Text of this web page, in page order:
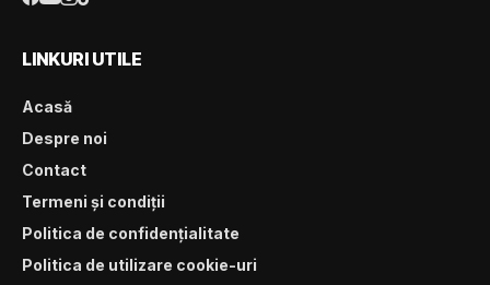
LINKURI UTILE
Acasă
Despre noi
Contact
Termeni și condiții
Politica de confidențialitate
Politica de utilizare cookie-uri